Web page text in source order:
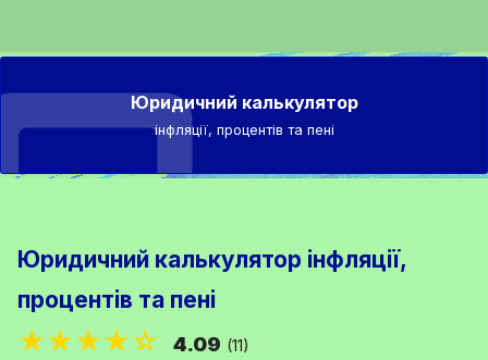
Юридичний калькулятор
інфляції, процентів та пені
Юридичний калькулятор інфляції,
процентів та пені
★★★★☆ 4.09 (11)